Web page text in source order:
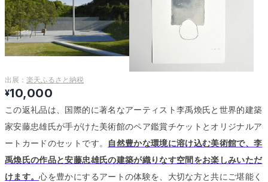
出展： 楽天ふるさと納税
¥10,000
この返礼品は、国際的に著名なアーティスト李禹煥氏と世界的建築
家安藤忠雄氏が手がけた美術館のペア鑑賞チケットとオリジナルア
ートカードのセットです。
自然豊かな環境に溶け込む美術館で、李
禹煥氏の作品と安藤忠雄氏の建築が織りなす空間をお楽しみいただ
けます。心を豊かにするアートの体験を、大切な方と共にご堪能く